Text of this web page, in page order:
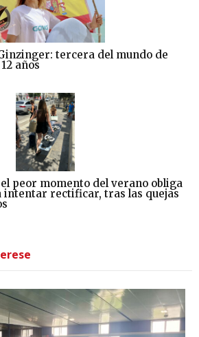
tercera del mundo de
años
peor momento del verano obliga
intentar rectificar, tras las quejas